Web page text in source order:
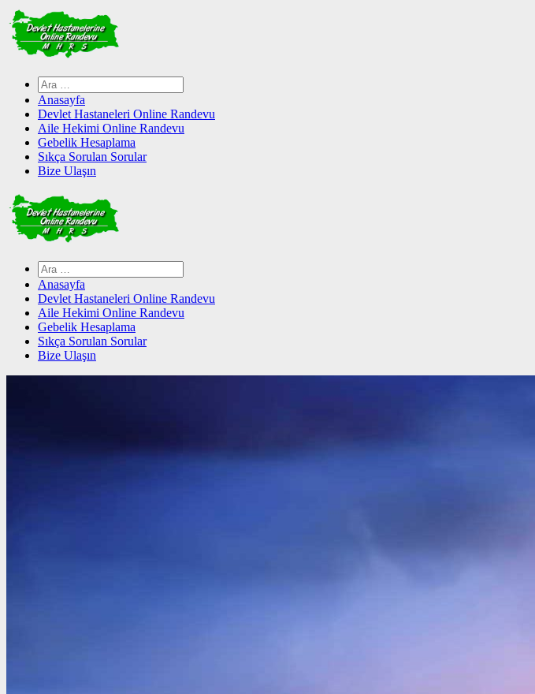
Skip
to
content
Arama:
Anasayfa
Devlet Hastaneleri Online Randevu
Aile Hekimi Online Randevu
Gebelik Hesaplama
Sıkça Sorulan Sorular
Bize Ulaşın
Arama:
Anasayfa
Devlet Hastaneleri Online Randevu
Aile Hekimi Online Randevu
Gebelik Hesaplama
Sıkça Sorulan Sorular
Bize Ulaşın